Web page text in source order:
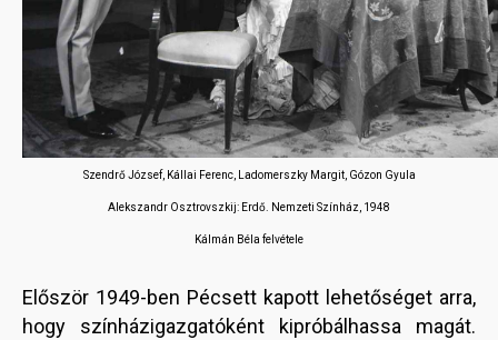
Szendrő József, Kállai Ferenc, Ladomerszky Margit, Gózon Gyula
Alekszandr Osztrovszkij: Erdő. Nemzeti Színház, 1948
Kálmán Béla felvétele
Először 1949-ben Pécsett kapott lehetőséget arra,
hogy színházigazgatóként kipróbálhassa magát.